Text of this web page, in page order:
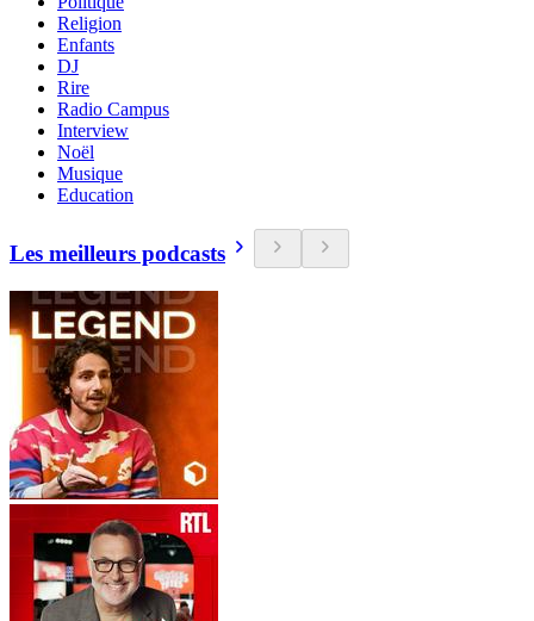
Religion
Enfants
DJ
Rire
Radio Campus
Interview
Noël
Musique
Education
Les meilleurs podcasts